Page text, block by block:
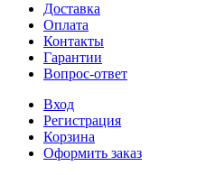
Доставка
Оплата
Контакты
Гарантии
Вопрос-ответ
Вход
Регистрация
Корзина
Оформить заказ